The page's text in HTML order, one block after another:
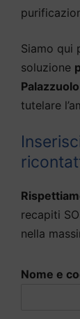
Siamo qui
soluzione
tutelare
recapiti
nella
Nome e